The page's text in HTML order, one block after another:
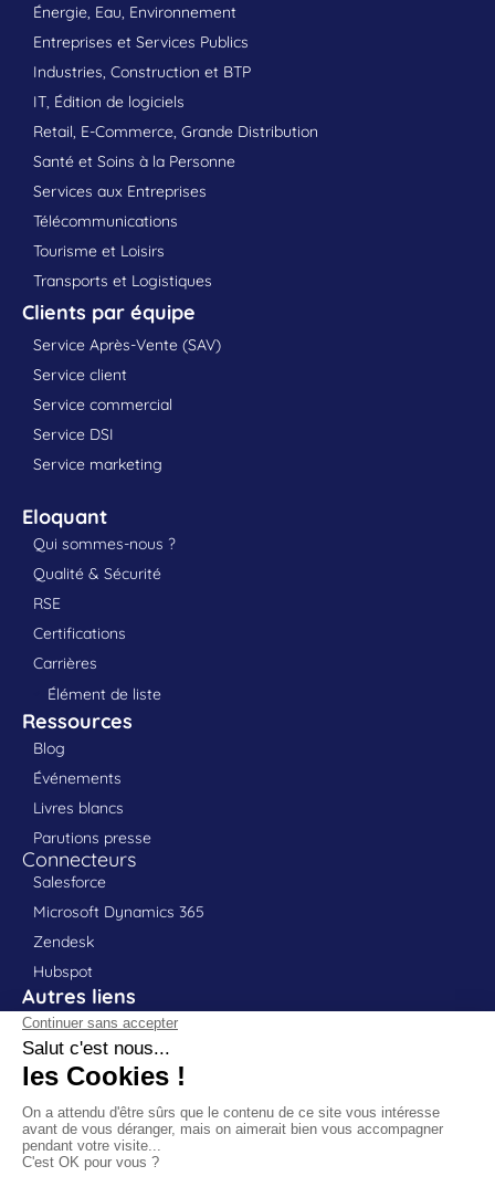
Énergie, Eau, Environnement
Entreprises et Services Publics
Industries, Construction et BTP
IT, Édition de logiciels
Retail, E-Commerce, Grande Distribution
Santé et Soins à la Personne
Services aux Entreprises
Télécommunications
Tourisme et Loisirs
Transports et Logistiques
Clients par équipe
Service Après-Vente (SAV)
Service client
Service commercial
Service DSI
Service marketing
Eloquant
Qui sommes-nous ?
Qualité & Sécurité
RSE
Certifications
Carrières
Élément de liste
Ressources
Blog
Événements
Livres blancs
Parutions presse
Connecteurs
Salesforce
Microsoft Dynamics 365
Zendesk
Hubspot
Autres liens
Contact
Portail client
Support
Partenaires
Politique RGPD